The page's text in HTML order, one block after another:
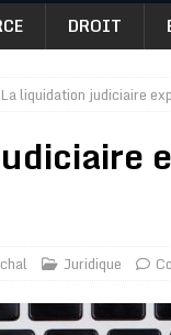
DROIT
La liquidation judiciaire
Juridique